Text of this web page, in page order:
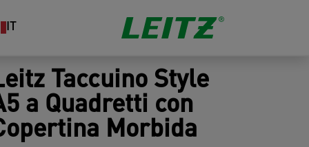
IT
Taccuino Style
a Quadretti con
Morbida